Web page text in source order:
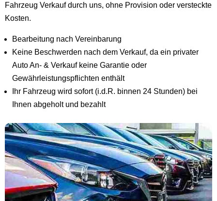
Fahrzeug Verkauf durch uns, ohne Provision oder versteckte
Kosten.
Bearbeitung nach Vereinbarung
Keine Beschwerden nach dem Verkauf, da ein privater
Auto An- & Verkauf keine Garantie oder
Gewährleistungspflichten enthält
Ihr Fahrzeug wird sofort (i.d.R. binnen 24 Stunden) bei
Ihnen abgeholt und bezahlt